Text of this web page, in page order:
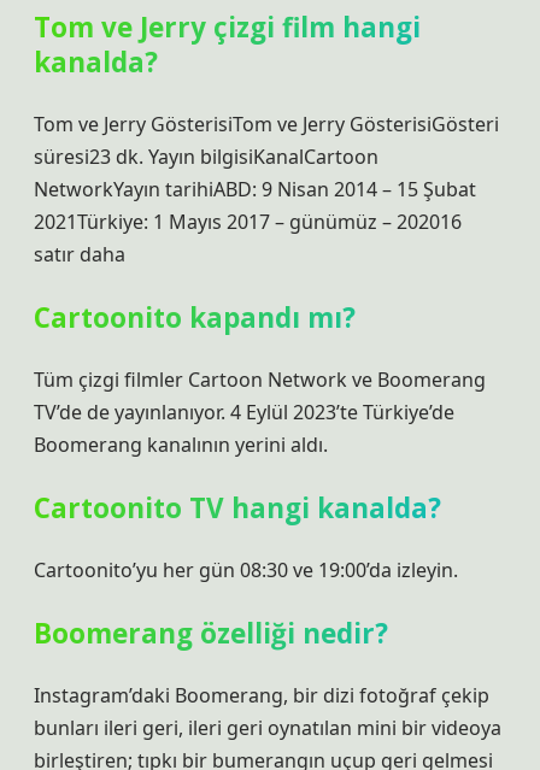
Tom ve Jerry çizgi film hangi
kanalda?
Tom ve Jerry GösterisiTom ve Jerry GösterisiGösteri
süresi23 dk. Yayın bilgisiKanalCartoon
NetworkYayın tarihiABD: 9 Nisan 2014 – 15 Şubat
2021Türkiye: 1 Mayıs 2017 – günümüz – ​​202016
satır daha
Cartoonito kapandı mı?
Tüm çizgi filmler Cartoon Network ve Boomerang
TV’de de yayınlanıyor. 4 Eylül 2023’te Türkiye’de
Boomerang kanalının yerini aldı.
Cartoonito TV hangi kanalda?
Cartoonito’yu her gün 08:30 ve 19:00’da izleyin.
Boomerang özelliği nedir?
Instagram’daki Boomerang, bir dizi fotoğraf çekip
bunları ileri geri, ileri geri oynatılan mini bir videoya
birleştiren; tıpkı bir bumerangın uçup geri gelmesi